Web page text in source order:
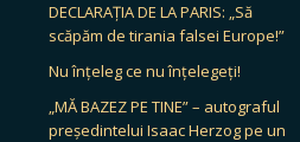
DECLARAȚIA DE LA PARIS: „Să
scăpăm de tirania falsei Europe!”
Nu înțeleg ce nu înțelegeți!
„MĂ BAZEZ PE TINE” – autograful
președintelui Isaac Herzog pe un